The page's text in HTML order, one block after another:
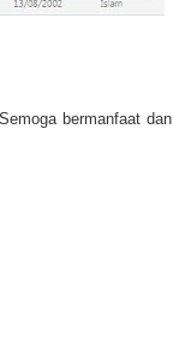
bermanfaat dan